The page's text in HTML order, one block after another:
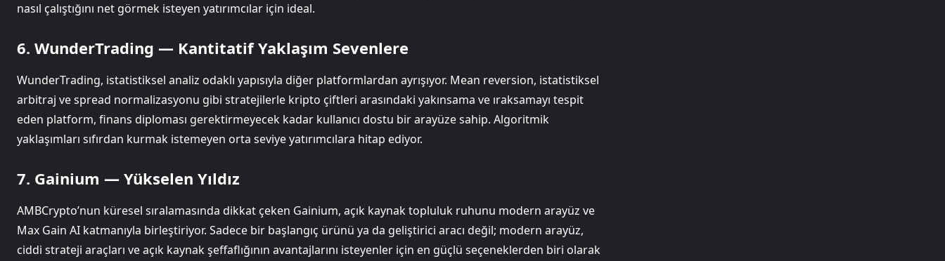
nasıl çalıştığını net görmek isteyen yatırımcılar için ideal.
6. WunderTrading — Kantitatif Yaklaşım Sevenlere
WunderTrading, istatistiksel analiz odaklı yapısıyla diğer platformlardan ayrışıyor. Mean reversion, istatistiksel
arbitraj ve spread normalizasyonu gibi stratejilerle kripto çiftleri arasındaki yakınsama ve ıraksamayı tespit
eden platform, finans diploması gerektirmeyecek kadar kullanıcı dostu bir arayüze sahip. Algoritmik
yaklaşımları sıfırdan kurmak istemeyen orta seviye yatırımcılara hitap ediyor.
7. Gainium — Yükselen Yıldız
AMBCrypto’nun küresel sıralamasında dikkat çeken Gainium, açık kaynak topluluk ruhunu modern arayüz ve
Max Gain AI katmanıyla birleştiriyor. Sadece bir başlangıç ürünü ya da geliştirici aracı değil; modern arayüz,
ciddi strateji araçları ve açık kaynak şeffaflığının avantajlarını isteyenler için en güçlü seçeneklerden biri olarak